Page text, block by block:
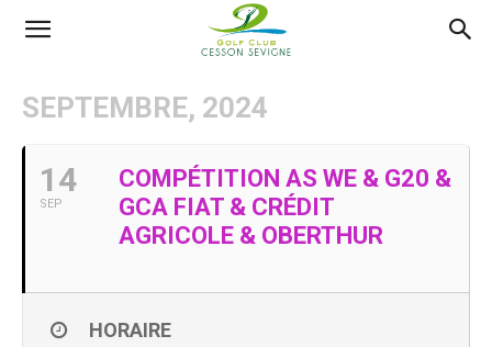
SEPTEMBRE, 2024
14
SEP
COMPÉTITION AS WE & G20 &
GCA FIAT & CRÉDIT
AGRICOLE & OBERTHUR
HORAIRE